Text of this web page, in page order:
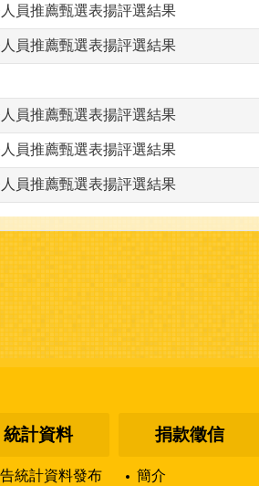
員推薦甄選表揚評選結果
員推薦甄選表揚評選結果
員推薦甄選表揚評選結果
員推薦甄選表揚評選結果
員推薦甄選表揚評選結果
統計資料
統計資料發布
捐款徵信
簡介